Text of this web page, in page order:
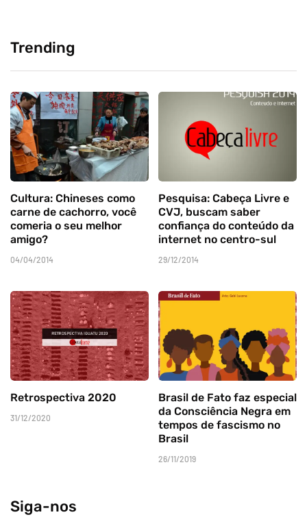
Trending
Cultura: Chineses como
carne de cachorro, você
comeria o seu melhor
amigo?
04/04/2014
Pesquisa: Cabeça Livre e
CVJ, buscam saber
confiança do conteúdo da
internet no centro-sul
29/12/2014
Retrospectiva 2020
31/12/2020
Brasil de Fato faz especial
da Consciência Negra em
tempos de fascismo no
Brasil
26/11/2019
Siga-nos